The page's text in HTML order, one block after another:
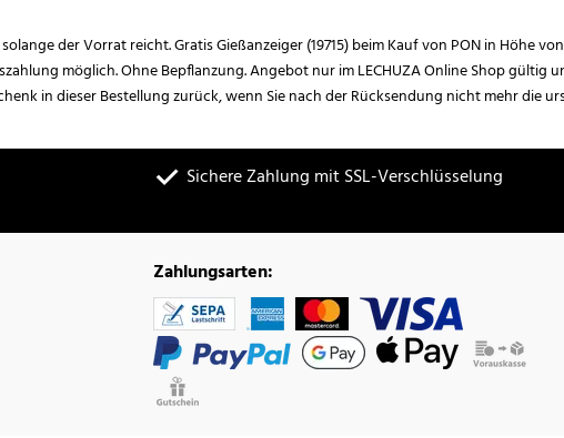
der Vorrat reicht. Gratis Gießanzeiger (19715) beim Kauf von PON in Höhe
möglich. Ohne Bepflanzung. Angebot nur im LECHUZA Online Shop
in dieser Bestellung zurück, wenn Sie nach der Rücksendung nicht mehr die
Sichere Zahlung mit SSL-Verschlüsselung
Zahlungsarten: